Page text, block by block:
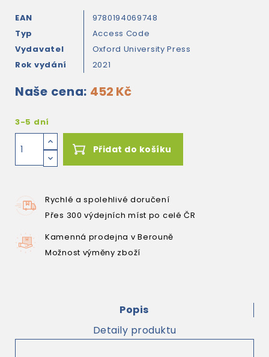
EAN
9780194069748
Typ
Access Code
Vydavatel
Oxford University Press
Rok vydání
2021
Naše cena: 452 Kč
3-5 dní
Přidat do košíku
Rychlé a spolehlivé doručení
Přes 300 výdejních míst po celé ČR
Kamenná prodejna v Berouně
Možnost výměny zboží
Popis
Detaily produktu